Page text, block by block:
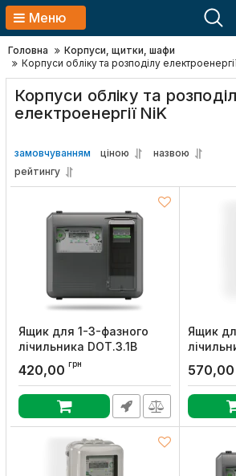
Меню
Головна
Корпуси, щитки, шафи
Корпуси обліку та розподілу
Корпуси обліку та
електроенергії NiK
замовчуванням ціною
назвою
рейтингу
Ящик для 1-3-фазного
лічильника DOT.3.1В
(випуклий), 9 мод., IP54,
NIK
Артикул:00073680
420,00 грн
Ящик
Артикул:
570,00